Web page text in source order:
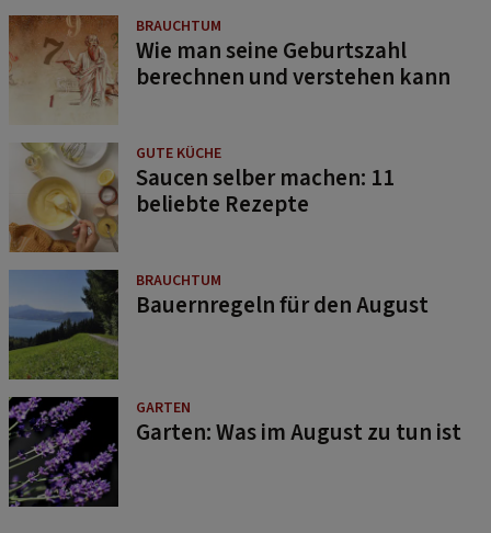
BRAUCHTUM
Wie man seine Geburtszahl
berechnen und verstehen kann
GUTE KÜCHE
Saucen selber machen: 11
beliebte Rezepte
BRAUCHTUM
Bauernregeln für den August
GARTEN
Garten: Was im August zu tun ist